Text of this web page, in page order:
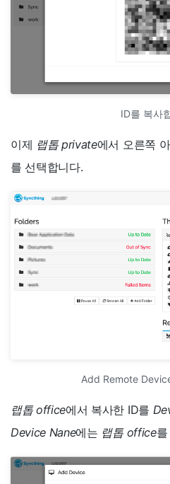
ID를 복사
이제 랩톱 private에서 오른쪽
를 선택합니다.
Add Remote
랩톱 office에서 복사한 ID를
Device Nane에는 랩톱 office를